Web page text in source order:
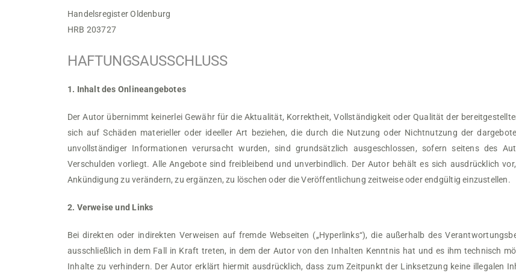
Handelsregister Oldenburg
HRB 203727
HAFTUNGSAUSSCHLUSS
1. Inhalt des Onlineangebotes
Der Autor übernimmt keinerlei Gewähr für die Aktualität, Korrektheit, Vollständigkeit oder Qualität der
sich auf Schäden materieller oder ideeller Art beziehen, die durch die Nutzung oder Nichtnutzung der
unvollständiger Informationen verursacht wurden, sind grundsätzlich ausgeschlossen, sofern seitens des
Verschulden vorliegt. Alle Angebote sind freibleibend und unverbindlich. Der Autor behält es sich ausdrücklich
Ankündigung zu verändern, zu ergänzen, zu löschen oder die Veröffentlichung zeitweise oder endgültig einzustellen.
2. Verweise und Links
Bei direkten oder indirekten Verweisen auf fremde Webseiten („Hyperlinks“), die außerhalb des
ausschließlich in dem Fall in Kraft treten, in dem der Autor von den Inhalten Kenntnis hat und es ihm technisch
Inhalte zu verhindern. Der Autor erklärt hiermit ausdrücklich, dass zum Zeitpunkt der Linksetzung keine illegalen